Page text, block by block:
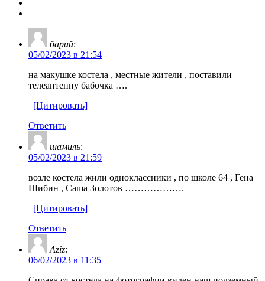
барий:
05/02/2023 в 21:54
на макушке костела , местные жители , поставили
телеантенну бабочка ….
[Цитировать]
Ответить
шамиль:
05/02/2023 в 21:59
возле костела жили одноклассники , по школе 64 , Гена
Шибин , Саша Золотов ……………….
[Цитировать]
Ответить
Aziz:
06/02/2023 в 11:35